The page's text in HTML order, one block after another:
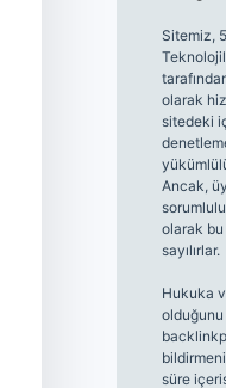
Sitemiz,
olarak
sitedeki
Ancak,
olarak
sayılırlar.
Hukuka
süre